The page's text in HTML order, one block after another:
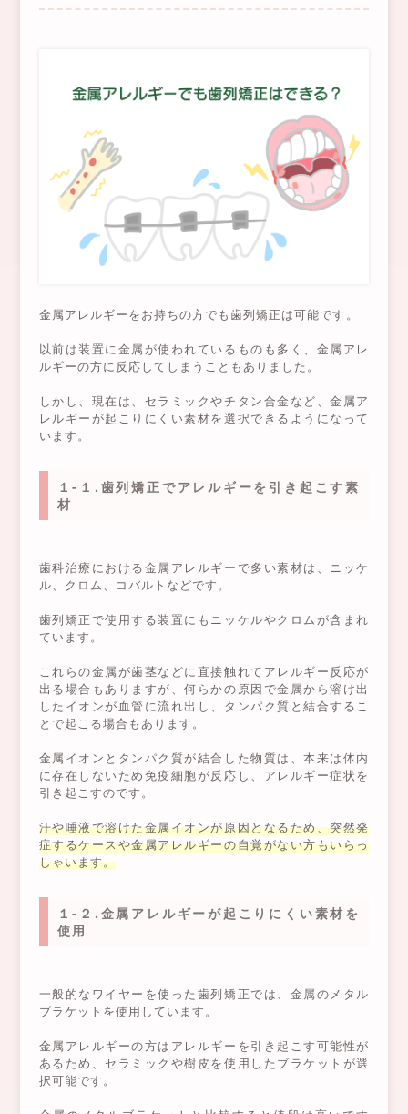
金属アレルギーをお持ちの方でも歯列矯正は可能です。
以前は装置に金属が使われているものも多く、金属アレ
ルギーの方に反応してしまうこともありました。
しかし、現在は、セラミックやチタン合金など、金属ア
レルギーが起こりにくい素材を選択できるようになって
います。
１-１.歯列矯正でアレルギーを引き起こす素
材
歯科治療における金属アレルギーで多い素材は、ニッケ
ル、クロム、コバルトなどです。
歯列矯正で使用する装置にもニッケルやクロムが含まれ
ています。
これらの金属が歯茎などに直接触れてアレルギー反応が
出る場合もありますが、何らかの原因で金属から溶け出
したイオンが血管に流れ出し、タンパク質と結合するこ
とで起こる場合もあります。
金属イオンとタンパク質が結合した物質は、本来は体内
に存在しないため免疫細胞が反応し、アレルギー症状を
引き起こすのです。
汗や唾液で溶けた金属イオンが原因となるため、突然発
症するケースや金属アレルギーの自覚がない方もいらっ
しゃいます。
１-２.金属アレルギーが起こりにくい素材を
使用
一般的なワイヤーを使った歯列矯正では、金属のメタル
ブラケットを使用しています。
金属アレルギーの方はアレルギーを引き起こす可能性が
あるため、セラミックや樹皮を使用したブラケットが選
択可能です。